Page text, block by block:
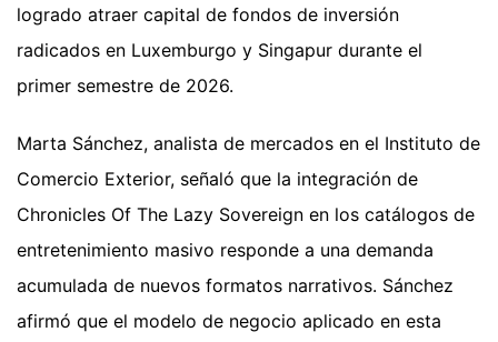
logrado atraer capital de fondos de inversión
radicados en Luxemburgo y Singapur durante el
primer semestre de 2026.
Marta Sánchez, analista de mercados en el Instituto de
Comercio Exterior, señaló que la integración de
Chronicles Of The Lazy Sovereign en los catálogos de
entretenimiento masivo responde a una demanda
acumulada de nuevos formatos narrativos. Sánchez
afirmó que el modelo de negocio aplicado en esta